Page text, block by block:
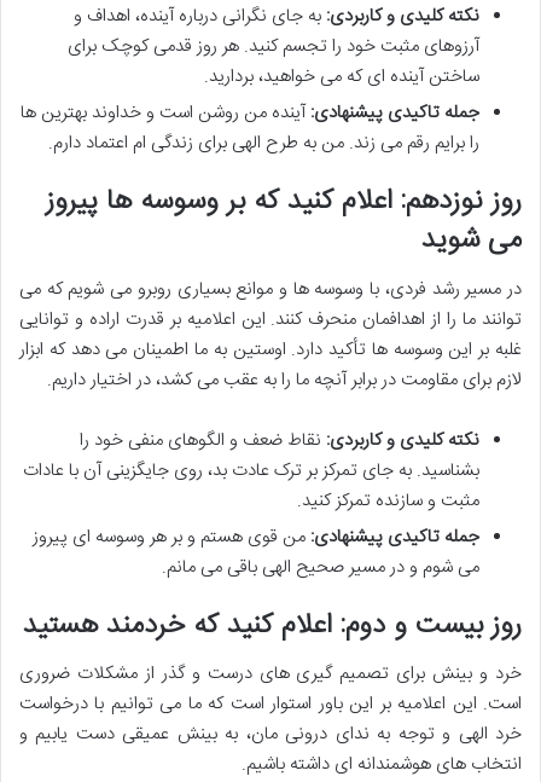
نکته کلیدی و کاربردی: به جای نگرانی درباره آینده، اهداف و
آرزوهای مثبت خود را تجسم کنید. هر روز قدمی کوچک برای
ساختن آینده ای که می خواهید، بردارید.
جمله تاکیدی پیشنهادی:آینده من روشن است و خداوند بهترین ها
را برایم رقم می زند. من به طرح الهی برای زندگی ام اعتماد دارم.
روز نوزدهم: اعلام کنید که بر وسوسه ها پیروز
می شوید
در مسیر رشد فردی، با وسوسه ها و موانع بسیاری روبرو می شویم که می
توانند ما را از اهدافمان منحرف کنند. این اعلامیه بر قدرت اراده و توانایی
غلبه بر این وسوسه ها تأکید دارد. اوستین به ما اطمینان می دهد که ابزار
لازم برای مقاومت در برابر آنچه ما را به عقب می کشد، در اختیار داریم.
نکته کلیدی و کاربردی: نقاط ضعف و الگوهای منفی خود را
بشناسید. به جای تمرکز بر ترک عادت بد، روی جایگزینی آن با عادات
مثبت و سازنده تمرکز کنید.
جمله تاکیدی پیشنهادی: من قوی هستم و بر هر وسوسه ای پیروز
می شوم و در مسیر صحیح الهی باقی می مانم.
روز بیست و دوم: اعلام کنید که خردمند هستید
خرد و بینش برای تصمیم گیری های درست و گذر از مشکلات ضروری
است. این اعلامیه بر این باور استوار است که ما می توانیم با درخواست
خرد الهی و توجه به ندای درونی مان، به بینش عمیقی دست یابیم و
انتخاب های هوشمندانه ای داشته باشیم.